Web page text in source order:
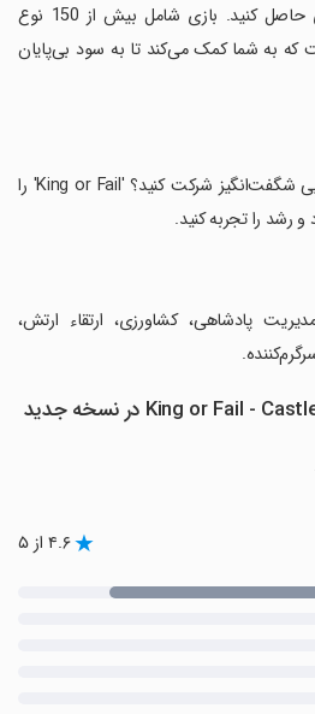
90 قلعه و شهر دشمن پیروزی حاصل کنید. بازی شامل بیش از 150 نوع
به شما کمک می‌کند تا به سود بی‌پایان
‏آیا آماده‌اید که در این ماجراجویی شگفت‌انگیز شرکت کنید؟ 'King or Fail' را
و رشد را تجربه کنید.
پادشاهی، کشاورزی، ارتقاء ارتش،
۴.۶ از ۵